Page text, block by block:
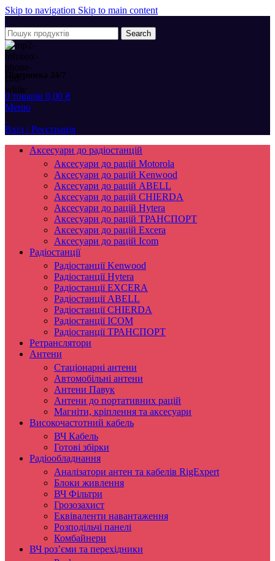
Skip to navigation Skip to main content
Search
Підтримка 24/7
0 товарів 0,00 ₴
Меню
Вхід / Реєстрація
Аксесуари до радіостанцій
Аксесуари до рацій Motorola
Аксесуари до рацій Kenwood
Аксесуари до рацій ABELL
Аксесуари до рацій CHIERDA
Аксесуари до рацій Hytera
Аксесуари до рацій ТРАНСПОРТ
Аксесуари до рацій Excera
Аксесуари до рацій Icom
Радіостанції
Радіостанції Kenwood
Радіостанції Hytera
Радіостанції EXCERA
Радіостанції ABELL
Радіостанції CHIERDA
Радіостанції ICOM
Радіостанції ТРАНСПОРТ
Ретранслятори
Антени
Стаціонарні антени
Автомобільні антени
Антени Павук
Антени до портативних рацій
Магніти, кріплення та аксесуари
Високочастотний кабель
ВЧ Кабель
Готові збірки
Радіообладнання
Аналізатори антен та кабелів RigExpert
Блоки живлення
ВЧ Фільтри
Грозозахист
Еквіваленти навантаження
Розподільчі панелі
Комбайнери
ВЧ роз’єми та перехідники